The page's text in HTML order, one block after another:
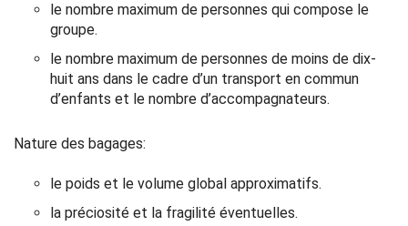
le nombre maximum de personnes qui compose le
groupe.
le nombre maximum de personnes de moins de dix-
huit ans dans le cadre d’un transport en commun
d’enfants et le nombre d’accompagnateurs.
Nature des bagages:
le poids et le volume global approximatifs.
la préciosité et la fragilité éventuelles.